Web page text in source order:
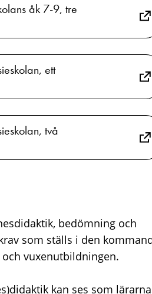
åk 7-9, tre
ett
två
bedömning och
som ställs i den
vuxenutbildningen.
kan ses som